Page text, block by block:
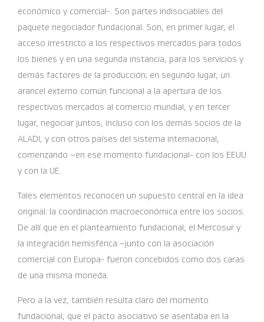
económico y comercial-. Son partes indisociables del
paquete negociador fundacional. Son, en primer lugar, el
acceso irrestricto a los respectivos mercados para todos
los bienes y en una segunda instancia, para los servicios y
demás factores de la producción; en segundo lugar, un
arancel externo común funcional a la apertura de los
respectivos mercados al comercio mundial, y en tercer
lugar, negociar juntos, incluso con los demás socios de la
ALADI, y con otros países del sistema internacional,
comenzando –en ese momento fundacional- con los EEUU
y con la UE.
Tales elementos reconocen un supuesto central en la idea
original: la coordinación macroeconómica entre los socios.
De allí que en el planteamiento fundacional, el Mercosur y
la integración hemisférica –junto con la asociación
comercial con Europa- fueron concebidos como dos caras
de una misma moneda.
Pero a la vez, también resulta claro del momento
fundacional, que el pacto asociativo se asentaba en la